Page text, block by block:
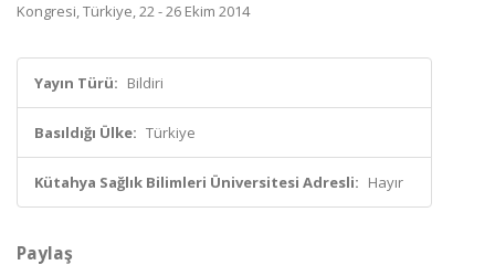
Kongresi, Türkiye, 22 - 26 Ekim 2014
Yayın Türü: Bildiri
Basıldığı Ülke: Türkiye
Kütahya Sağlık Bilimleri Üniversitesi Adresli: Hayır
Paylaş